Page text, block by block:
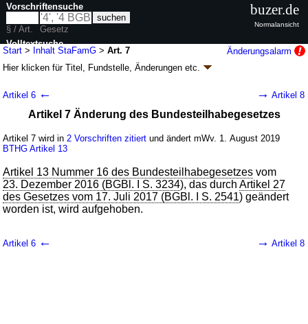
Start > Inhalt StaFamG >Art. 7
Änderungsalarm
Hier klicken fürTitel, Fundstelle, Änderungen etc.
BGBl. I S. 530
abweichend sieheArtikel 9
wird in 10 Vorschriften zitiert
Artikel 6 ← → Artikel 8
Artikel 7 Änderung des Bundesteilhabegesetzes
Artikel 7 wird in 2 Vorschriften zitiert und ändert mWv. 1. August 2019
BTHG Artikel 13
Artikel 13 Nummer 16 des Bundesteilhabegesetzes vom
23. Dezember 2016 (BGBl. I S. 3234), das durchArtikel 27
des Gesetzes vom 17. Juli 2017 (BGBl. I S. 2541) geändert
worden ist, wird aufgehoben.
Artikel 6 ← → Artikel 8
Vorschriftensuche
§ / Art.
Gesetz
Volltextsuche
nur in StaFamG
buzer.de
Normalansicht